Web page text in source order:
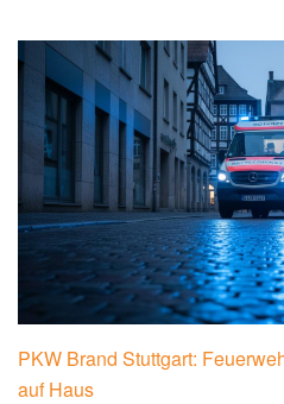
PKW Brand Stuttgart:
auf Haus